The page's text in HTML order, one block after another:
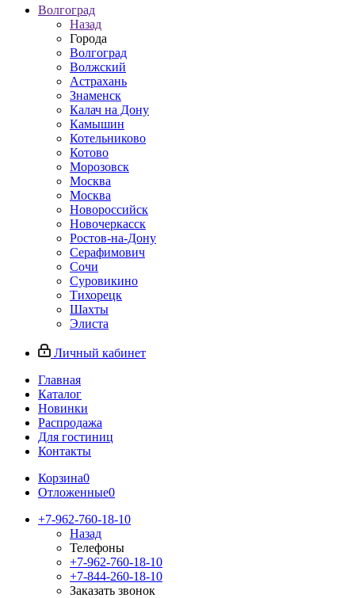
Волгоград
Назад
Города
Волгоград
Волжский
Астрахань
Знаменск
Калач на Дону
Камышин
Котельниково
Котово
Морозовск
Москва
Москва
Новороссийск
Новочеркасск
Ростов-на-Дону
Серафимович
Сочи
Суровикино
Тихорецк
Шахты
Элиста
Личный кабинет
Главная
Каталог
Новинки
Распродажа
Для гостиниц
Контакты
Корзина0
Отложенные0
+7-962-760-18-10
Назад
Телефоны
+7-962-760-18-10
+7-844-260-18-10
Заказать звонок